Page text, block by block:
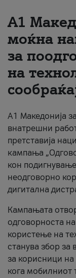
A1
моќна
за
на
A1 Македонија
внатрешни
претставија
кампања
кон
неодговорно
дигитална
Кампањата
одговорноста
користење на
станува збор
за корисници
кога мобилниот